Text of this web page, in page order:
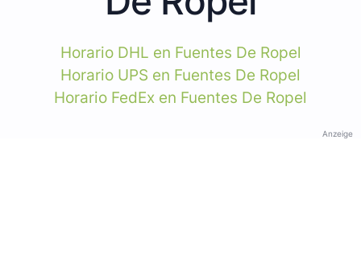
Horario DHL en Fuentes De Ropel
Horario UPS en Fuentes De Ropel
Horario FedEx en Fuentes De Ropel
Anzeige